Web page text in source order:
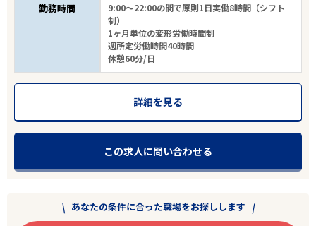
勤務時間
9:00～22:00の間で原則1日実働8時間（シフト
制）
1ヶ月単位の変形労働時間制
週所定労働時間40時間
休憩60分/日
詳細を見る
この求人に問い合わせる
あなたの条件に合った職場をお探しします